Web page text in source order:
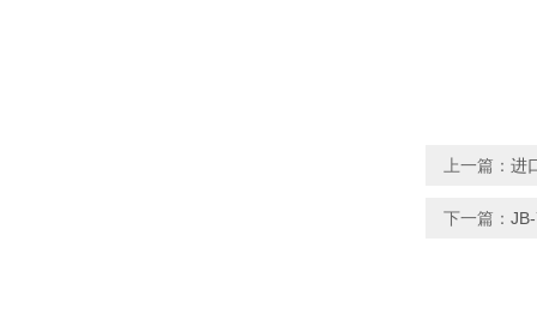
上一篇： 进
下一篇：